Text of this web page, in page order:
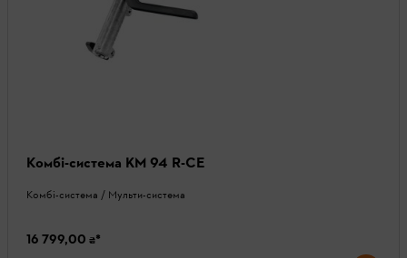
Комбі-система KM 94 R-CE
Комбі-система / Мульти-система
16 799,00 ₴*